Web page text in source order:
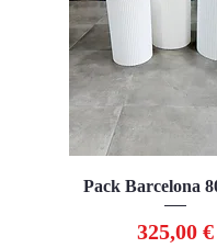
Pack Barcelona
Preço
325,00 €